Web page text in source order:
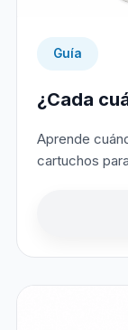
Guía
¿Cada
Aprende
cartuchos